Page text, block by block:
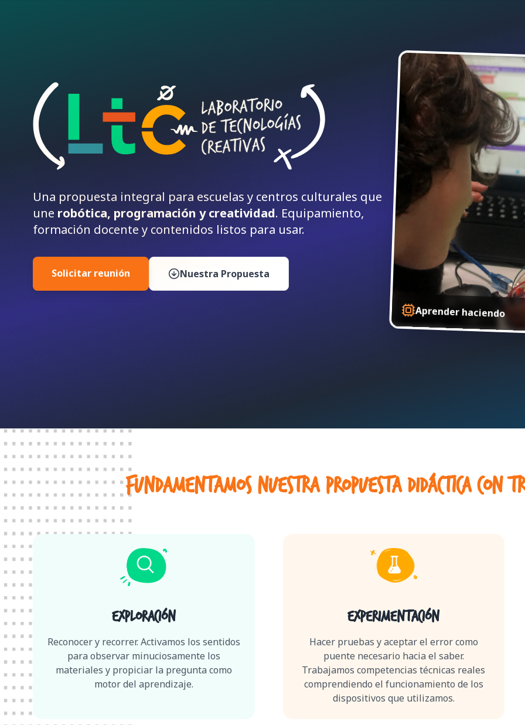
Una propuesta integral para escuelas y centros culturales que
une robótica, programación y creatividad. Equipamiento,
formación docente y contenidos listos para usar.
Solicitar reunión Nuestra Propuesta
Aprender haciendo
Fundamentamos nuestra propuesta didáctica con
Exploración
Reconocer y recorrer. Activamos los sentidos
para observar minuciosamente los
materiales y propiciar la pregunta como
motor del aprendizaje.
Experimentación
Hacer pruebas y aceptar el error como
puente necesario hacia el saber.
Trabajamos competencias técnicas reales
comprendiendo el funcionamiento de los
dispositivos que utilizamos.